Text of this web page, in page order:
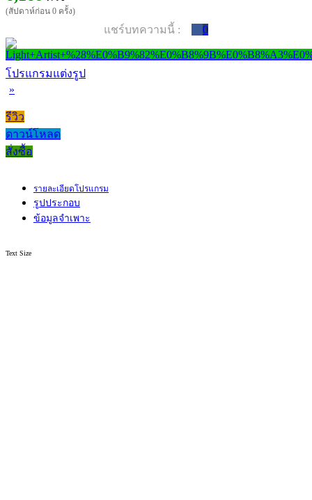
(สัปดาห์ก่อน 0 ครั้ง)
แชร์บทความนี้ : 0
โปรแกรมแต่งรูป
»
รีวิว
ดาวน์โหลด
สั่งซื้อ
รายละเอียดโปรแกรม
รูปประกอบ
ข้อมูลจำเพาะ
Text Size